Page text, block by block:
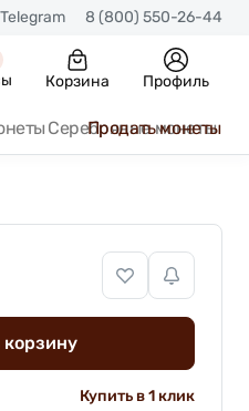
Telegram 8 (800) 550-26-44
Корзина Профиль
Серебряные монеты
Продать монеты
корзину
Купить в 1 клик